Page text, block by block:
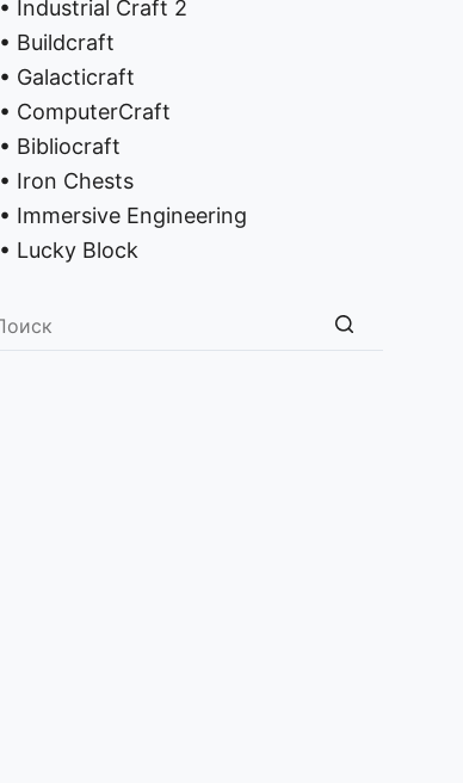
• Industrial Craft 2
• Buildcraft
• Galacticraft
• ComputerCraft
• Bibliocraft
• Iron Chests
• Immersive Engineering
• Lucky Block